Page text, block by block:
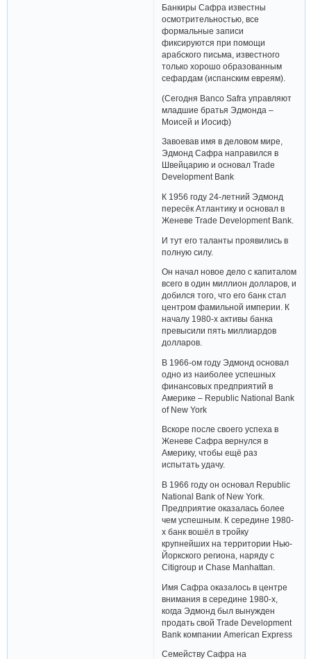
Банкиры Сафра известны
осмотрительностью, все
формальные записи
фиксируются при помощи
арабского письма, известного
только хорошо образованным
сефардам (испанским евреям).
(Сегодня Banco Safra управляют
младшие братья Эдмонда –
Моисей и Иосиф)
Завоевав имя в деловом мире,
Эдмонд Сафра направился в
Швейцарию и основал Trade
Development Bank
К 1956 году 24-летний Эдмонд
пересёк Атлантику и основал в
Женеве Trade Development Bank.
И тут его таланты проявились в
полную силу.
Он начал новое дело с капиталом
всего в один миллион долларов, и
добился того, что его банк стал
центром фамильной империи. К
началу 1980-х активы банка
превысили пять миллиардов
долларов.
В 1966-ом году Эдмонд основал
одно из наиболее успешных
финансовых предприятий в
Америке – Republic National Bank
of New York
Вскоре после своего успеха в
Женеве Сафра вернулся в
Америку, чтобы ещё раз
испытать удачу.
В 1966 году он основал Republic
National Bank of New York.
Предприятие оказалась более
чем успешным. К середине 1980-
х банк вошёл в тройку
крупнейших на территории Нью-
Йоркского региона, наряду с
Citigroup и Chase Manhattan.
Имя Сафра оказалось в центре
внимания в середине 1980-х,
когда Эдмонд был вынужден
продать свой Trade Development
Bank компании American Express
Семейству Сафра на